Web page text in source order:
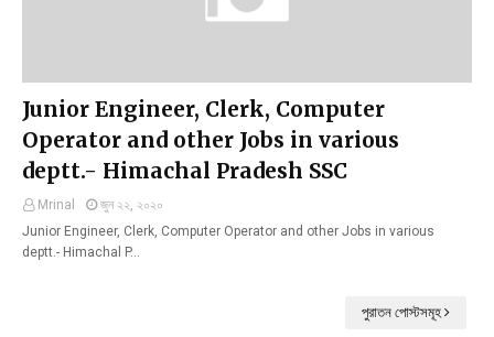
Junior Engineer, Clerk, Computer
Operator and other Jobs in various
deptt.- Himachal Pradesh SSC
Mrinal
জুন ২২, ২০২০
Junior Engineer, Clerk, Computer Operator and other Jobs in various
deptt.- Himachal P…
পুরাতন পোস্টসমূহ